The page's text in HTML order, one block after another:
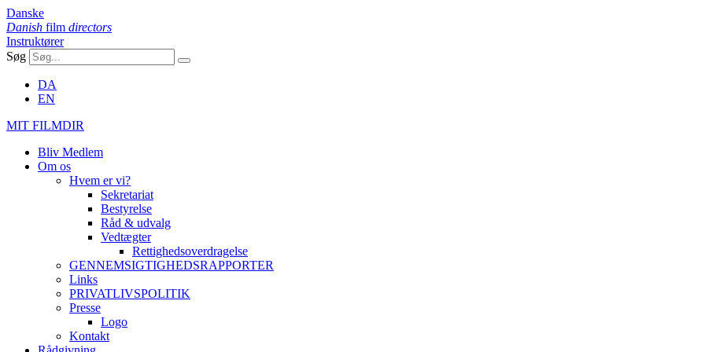
Danske
Danish film directors
Instruktører
Søg
DA
EN
MIT FILMDIR
Bliv Medlem
Om os
Hvem er vi?
Sekretariat
Bestyrelse
Råd & udvalg
Vedtægter
Rettighedsoverdragelse
GENNEMSIGTIGHEDSRAPPORTER
Links
PRIVATLIVSPOLITIK
Presse
Logo
Kontakt